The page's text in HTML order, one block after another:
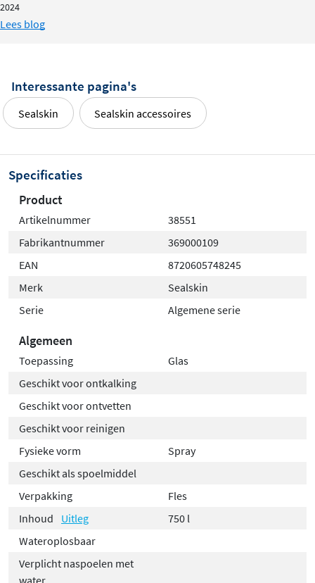
2024
Lees blog
Interessante pagina's
Sealskin Sealskin accessoires
Specificaties
Product
Artikelnummer
38551
Fabrikantnummer
369000109
EAN
8720605748245
Merk
Sealskin
Serie
Algemene serie
Algemeen
Toepassing
Glas
Geschikt voor ontkalking
Geschikt voor ontvetten
Geschikt voor reinigen
Fysieke vorm
Spray
Geschikt als spoelmiddel
Verpakking
Fles
Inhoud
Uitleg
750 l
Wateroplosbaar
Verplicht naspoelen met
water